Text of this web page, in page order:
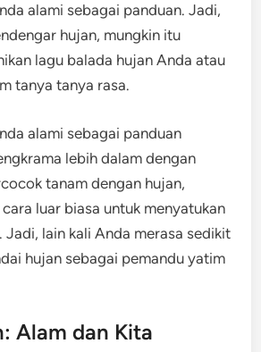
alami sebagai panduan. Jadi,
hujan, mungkin itu
lagu balada hujan Anda atau
tanya tanya rasa.
alami sebagai panduan
lebih dalam dengan
tanam dengan hujan,
luar biasa untuk menyatukan
Jadi, lain kali Anda merasa sedikit
hujan sebagai pemandu yatim
Alam dan Kita